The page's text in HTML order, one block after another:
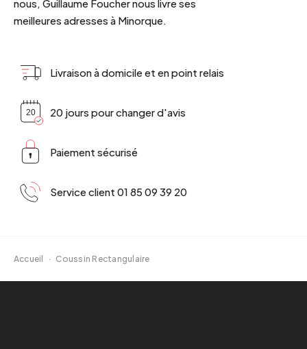
nous, Guillaume Foucher nous livre ses
meilleures adresses à Minorque.
Livraison à domicile et en point relais
20 jours pour changer d'avis
Paiement sécurisé
Service client 01 85 09 39 20
Accueil · Coussin Rectangulaire